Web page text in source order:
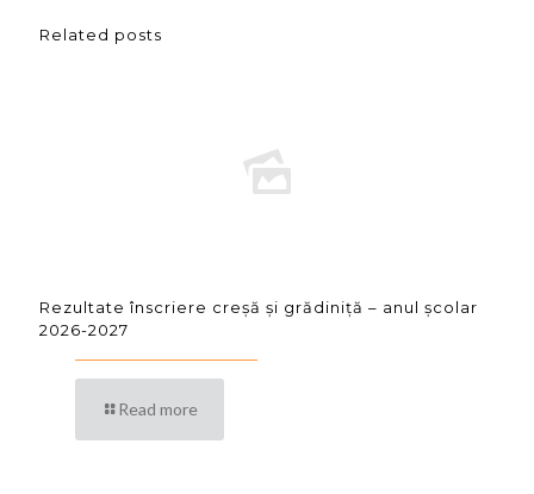
Related posts
Rezultate înscriere creșă și grădiniță – anul școlar
2026-2027
Read more